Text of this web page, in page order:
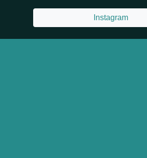
Instagram